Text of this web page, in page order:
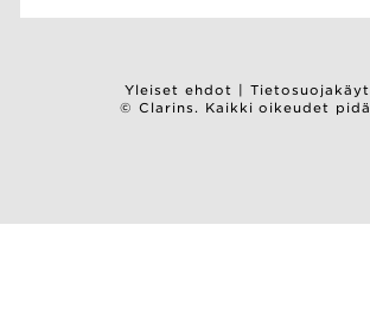
Yleiset ehdot
© Clarins. Kaikki oikeudet